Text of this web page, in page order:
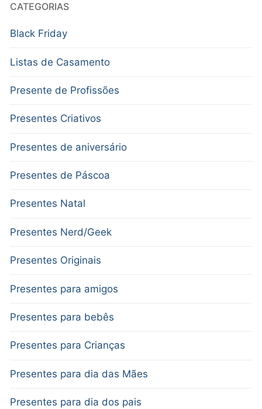
CATEGORIAS
Black Friday
Listas de Casamento
Presente de Profissões
Presentes Criativos
Presentes de aniversário
Presentes de Páscoa
Presentes Natal
Presentes Nerd/Geek
Presentes Originais
Presentes para amigos
Presentes para bebês
Presentes para Crianças
Presentes para dia das Mães
Presentes para dia dos pais